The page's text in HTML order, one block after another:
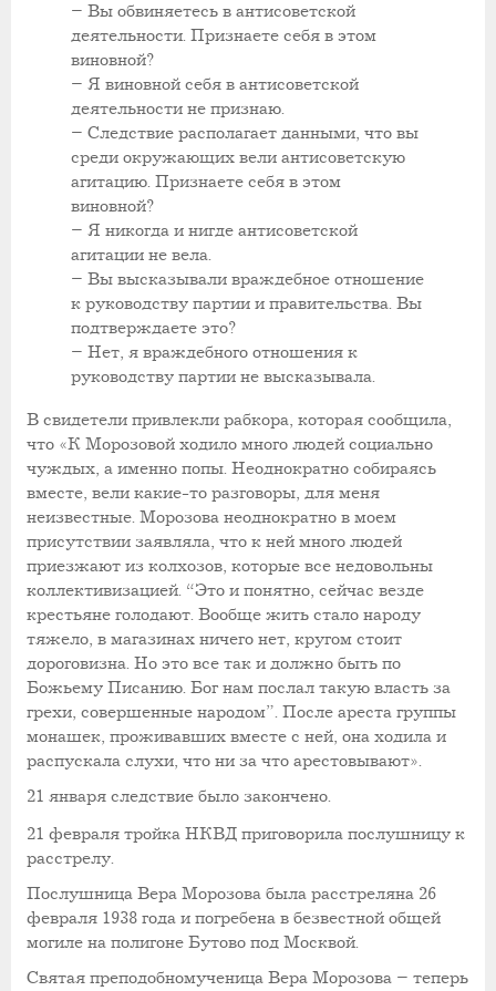
– Вы обвиняетесь в антисоветской
деятельности. Признаете себя в этом
виновной?
– Я виновной себя в антисоветской
деятельности не признаю.
– Следствие располагает данными, что вы
среди окружающих вели антисоветскую
агитацию. Признаете себя в этом
виновной?
– Я никогда и нигде антисоветской
агитации не вела.
– Вы высказывали враждебное отношение
к руководству партии и правительства. Вы
подтверждаете это?
– Нет, я враждебного отношения к
руководству партии не высказывала.
В свидетели привлекли рабкора, которая сообщила,
что «К Морозовой ходило много людей социально
чуждых, а именно попы. Неоднократно собираясь
вместе, вели какие-то разговоры, для меня
неизвестные. Морозова неоднократно в моем
присутствии заявляла, что к ней много людей
приезжают из колхозов, которые все недовольны
коллективизацией. “Это и понятно, сейчас везде
крестьяне голодают. Вообще жить стало народу
тяжело, в магазинах ничего нет, кругом стоит
дороговизна. Но это все так и должно быть по
Божьему Писанию. Бог нам послал такую власть за
грехи, совершенные народом”. После ареста группы
монашек, проживавших вместе с ней, она ходила и
распускала слухи, что ни за что арестовывают».
21 января следствие было закончено.
21 февраля тройка НКВД приговорила послушницу к
расстрелу.
Послушница Вера Морозова была расстреляна 26
февраля 1938 года и погребена в безвестной общей
могиле на полигоне Бутово под Москвой.
Святая преподобномученица Вера Морозова – теперь